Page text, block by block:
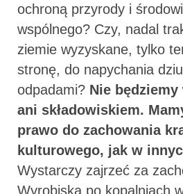
ochroną przyrody i
wspólnego? Czy, nadal
ziemie wyzyskane, tylko
stronę, do napychania
odpadami? Nie
ani składowiskiem.
prawo do zachowania
kulturowego, jak w
Wystarczy zajrzeć za
Wyrobiska po kopalniach